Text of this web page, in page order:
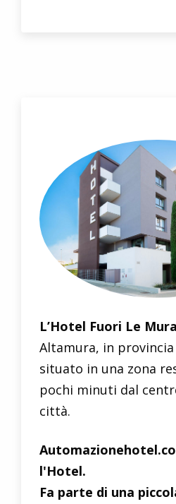
L’Hotel Fuori Le Mura
Altamura, in
situato in una zona
pochi minuti dal
città.
l'Hotel.
Fa parte di una